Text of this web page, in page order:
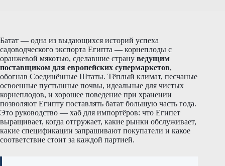
Батат — одна из выдающихся историй успеха
садоводческого экспорта Египта — корнеплоды с
оранжевой мякотью, сделавшие страну ведущим
поставщиком для европейских супермаркетов,
обогнав Соединённые Штаты. Тёплый климат, песчаные
освоенные пустынные почвы, идеальные для чистых
корнеплодов, и хорошее поведение при хранении
позволяют Египту поставлять батат большую часть года.
Это руководство — хаб для импортёров: что Египет
выращивает, когда отгружает, какие рынки обслуживает,
какие спецификации запрашивают покупатели и какое
соответствие стоит за каждой партией.